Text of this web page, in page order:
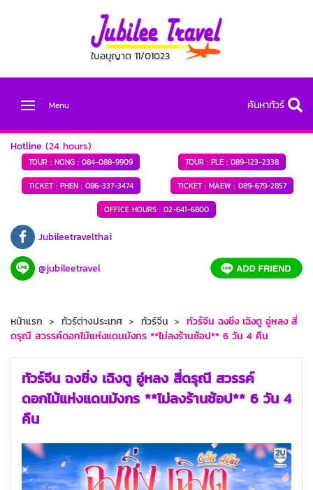
ใบอนุญาต 11/01023
Menu ค้นหาทัวร์
Hotline (24 hours)
TOUR : NONG : 084-088-9909 TOUR : PLE : 089-123-2338
TICKET : PHEN :086-337-3474 TICKET : MAEW : 089-679-2857
OFFICE HOURS : 02-641-6800
Jubileetravelthai
@jubileetravel
หน้าแรก ทัวร์ต่างประเทศ ทัวร์จีน
ทัวร์จีน ฉงชิ่ง เฉิงตู อู่หลง สี่
ดรุณี สวรรค์ดอกไม้แห่งแดนมังกร **ไม่ลงร้านช้อป** 6 วัน 4 คืน
ทัวร์จีน ฉงชิ่ง เฉิงตู อู่หลง สี่ดรุณี สวรรค์
ดอกไม้แห่งแดนมังกร **ไม่ลงร้านช้อป** 6 วัน 4
คืน